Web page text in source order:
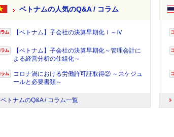
ベトナムの人気のQ&A / コラム
【ベトナム】子会社の決算早期化Ⅰ～Ⅳ
【ベトナム】子会社の決算早期化～管理会計に
よる経営分析の仕組化～
コロナ渦における労働許可証取得② ～スケジュ
ールと必要書類～
ベトナムのQ&A / コラム一覧